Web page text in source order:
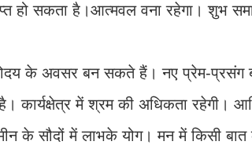
सकता है।आत्मवल वना रहेगा। शुभ
के अवसर बन सकते हैं। नए प्रेम-प्रसंग
कार्यक्षेत्र में श्रम की अधिकता रहेगी।
के सौदों में लाभके योग। मन में किसी बात